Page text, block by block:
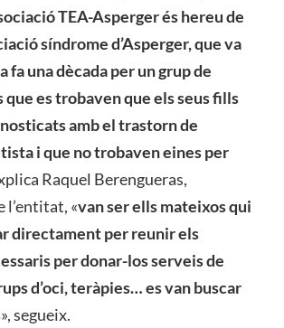
TEA-Asperger és hereu de
síndrome d’Asperger, que va
fa una dècada per un grup de
que es trobaven que els seus fills
amb el trastorn de
i que no trobaven eines per
Raquel Berengueras,
l’entitat, «van ser ells mateixos qui
directament per reunir els
per donar-los serveis de
d’oci, teràpies… es van buscar
», segueix.